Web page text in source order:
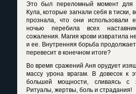
Это был переломный момент для
Кула, которые загнали себя в тиски,
прознала, что они использовали
ночью перебила всех
сожаления. Магия крови извратила
и ее. Внутренняя борьба
перевесит в конечном итоге?
Во время сражений Аня орудует
массу урона врагам. В довесок к
большей мощности, сливаясь с
Ритуалы, жертвы, боль и страдания!